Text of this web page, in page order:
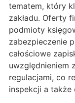
tematem, który
zakładu. Oferty
podmioty
zabezpieczenie
całościowe
uwzględnieniem
regulacjami, co
inspekcji a także